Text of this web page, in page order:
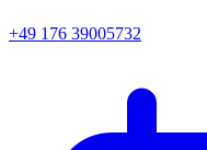
+49 176 39005732